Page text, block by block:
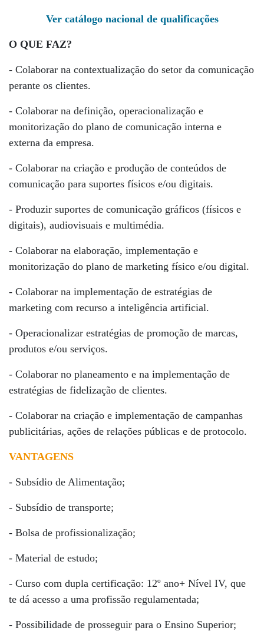
Ver catálogo nacional de qualificações
O QUE FAZ?
- Colaborar na contextualização do setor da comunicação
perante os clientes.
- Colaborar na definição, operacionalização e
monitorização do plano de comunicação interna e
externa da empresa.
- Colaborar na criação e produção de conteúdos de
comunicação para suportes físicos e/ou digitais.
- Produzir suportes de comunicação gráficos (físicos e
digitais), audiovisuais e multimédia.
- Colaborar na elaboração, implementação e
monitorização do plano de marketing físico e/ou digital.
- Colaborar na implementação de estratégias de
marketing com recurso a inteligência artificial.
- Operacionalizar estratégias de promoção de marcas,
produtos e/ou serviços.
- Colaborar no planeamento e na implementação de
estratégias de fidelização de clientes.
- Colaborar na criação e implementação de campanhas
publicitárias, ações de relações públicas e de protocolo.
VANTAGENS
- Subsídio de Alimentação;
- Subsídio de transporte;
- Bolsa de profissionalização;
- Material de estudo;
- Curso com dupla certificação: 12º ano+ Nível IV, que
te dá acesso a uma profissão regulamentada;
- Possibilidade de prosseguir para o Ensino Superior;